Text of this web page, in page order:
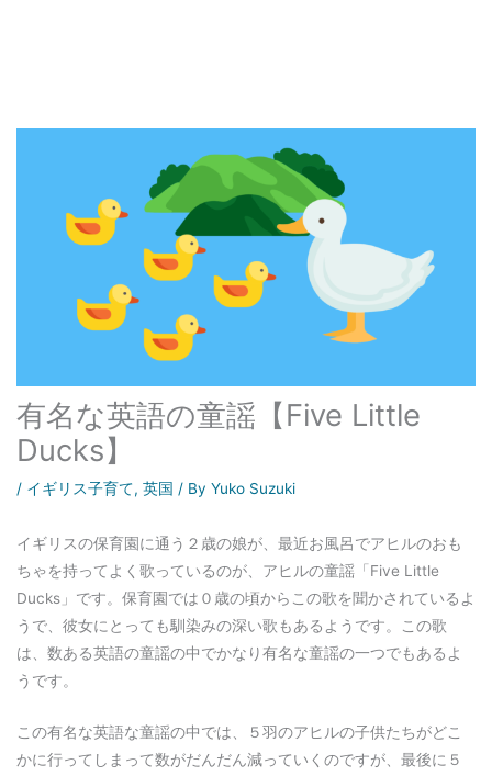
有名な英語の童謡【Five Little
Ducks】
/ イギリス子育て, 英国 / By Yuko Suzuki
イギリスの保育園に通う２歳の娘が、最近お風呂でアヒルのおも
ちゃを持ってよく歌っているのが、アヒルの童謡「Five Little
Ducks」です。保育園では０歳の頃からこの歌を聞かされているよ
うで、彼女にとっても馴染みの深い歌もあるようです。この歌
は、数ある英語の童謡の中でかなり有名な童謡の一つでもあるよ
うです。
この有名な英語な童謡の中では、５羽のアヒルの子供たちがどこ
かに行ってしまって数がだんだん減っていくのですが、最後に５